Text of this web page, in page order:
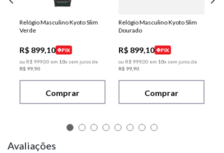
Relógio Masculino Kyoto Slim
Verde
R$ 899,10
PIX
ou R$ 99900 em 10x sem juros de
R$ 99 90
Comprar
Relógio Masculino Kyoto Slim
Dourado
R$ 899,10
PIX
ou R$ 99900 em 10x sem juros de
R$ 99 90
Comprar
Avaliações